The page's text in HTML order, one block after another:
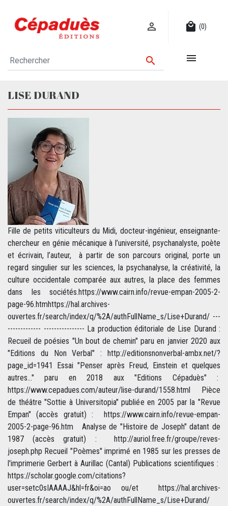
 local_mall (0)
 
LISE DURAND
Fille de petits viticulteurs du Midi, docteur-ingénieur, enseignante-
chercheur en génie mécanique à l’université, psychanalyste, poète
et écrivain, l’auteur, à partir de son parcours original, porte un
regard singulier sur les sciences, la psychanalyse, la créativité, la
culture occidentale comparée aux autres, la place des femmes
dans les sociétés.https://www.cairn.info/revue-empan-2005-2-
page-96.htmhttps://hal.archives-
ouvertes.fr/search/index/q/%2A/authFullName_s/Lise+Durand/ ---
------------- ---------------- La production éditoriale de Lise Durand :
Recueil de poésies "Un bout de chemin" paru en janvier 2020 aux
"Editions du Non Verbal" : http://editionsnonverbal-ambx.net/?
page_id=1941 Essai "Penser après Freud, Einstein et quelques
autres..." paru en 2018 aux "Editions Cépaduès" :
https://www.cepadues.com/auteur/lise-durand/1558.html Pièce
de théâtre "Sottie à Universitopia" publiée en 2005 par la "Revue
Empan" (accès gratuit) : https://www.cairn.info/revue-empan-
2005-2-page-96.htm Analyse de "Histoire de Joseph" datant de
1987 (accès gratuit) : http://auriol.free.fr/groupe/reves-
joseph.php Recueil "Poèmes" imprimé en 1985 sur les presses de
l'imprimerie Gerbert à Aurillac (Cantal) Publications scientifiques :
https://scholar.google.com/citations?
user=setc0sIAAAAJ&hl=fr&oi=ao ou/et https://hal.archives-
ouvertes.fr/search/index/q/%2A/authFullName_s/Lise+Durand/